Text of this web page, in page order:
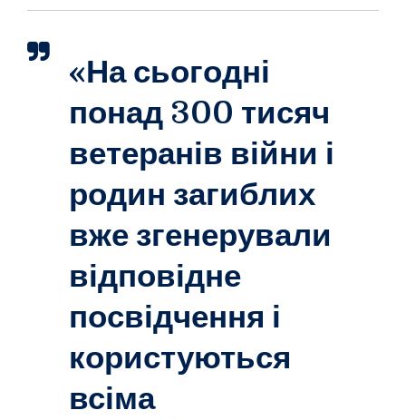
«На сьогодні
понад 300 тисяч
ветеранів війни і
родин загиблих
вже згенерували
відповідне
посвідчення і
користуються
всіма